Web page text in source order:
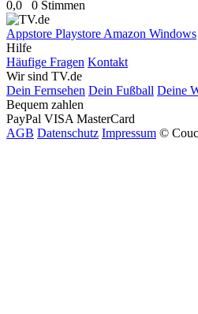
0,0 0 Stimmen
Appstore Playstore Amazon Windows
Hilfe
Häufige Fragen Kontakt
Wir sind TV.de
Dein Fernsehen Dein Fußball Deine
Bequem zahlen
PayPal VISA MasterCard
AGB Datenschutz Impressum ©